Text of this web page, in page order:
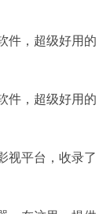
件，超级好用的
件，超级好用的
视平台，收录了